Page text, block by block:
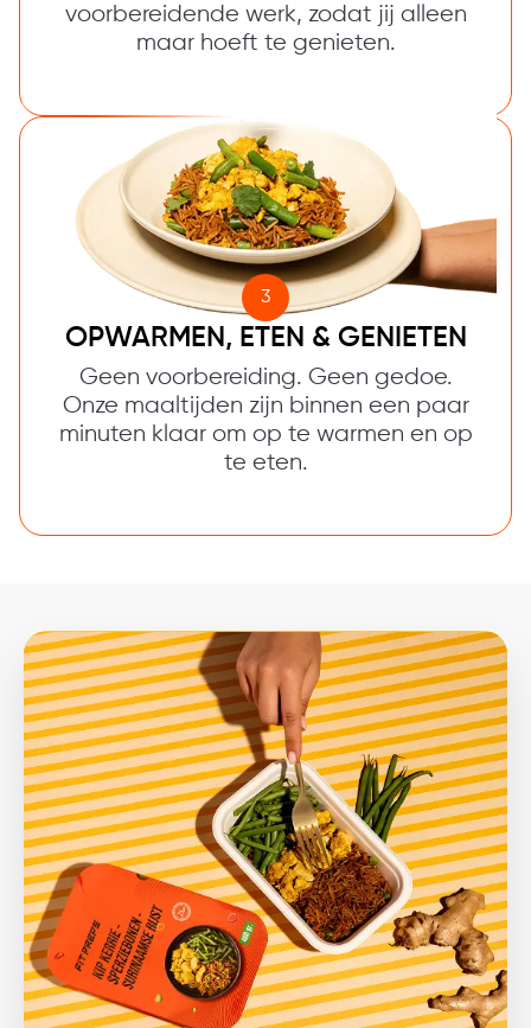
voorbereidende werk, zodat jij alleen
maar hoeft te genieten.
3
OPWARMEN, ETEN & GENIETEN
Geen voorbereiding. Geen gedoe.
Onze maaltijden zijn binnen een paar
minuten klaar om op te warmen en op
te eten.